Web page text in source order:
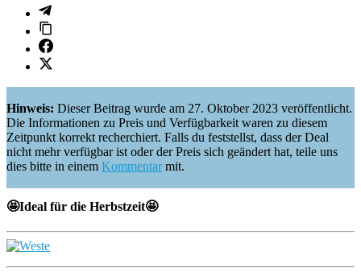
Hinweis: Dieser Beitrag wurde am 27. Oktober 2023 veröffentlicht.
Die Informationen zu Preis und Verfügbarkeit waren zu diesem
Zeitpunkt korrekt recherchiert. Falls du feststellst, dass der Deal
nicht mehr verfügbar ist oder der Preis sich geändert hat, teile uns
dies bitte in einem Kommentarmit.
🤩Ideal für die Herbstzeit🤩